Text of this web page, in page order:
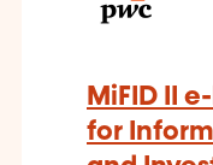
MiFID II
for